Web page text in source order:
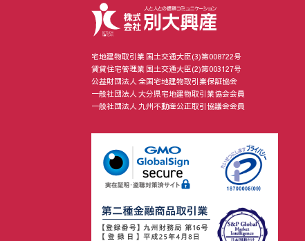
宅地建物取引業 国土交通大臣(3)第008722号
賃貸住宅管理業 国土交通大臣(2)第003127号
公益財団法人 全国宅地建物取引業保証協会
一般社団法人 大分県宅地建物取引業協会会員
一般社団法人 九州不動産公正取引協議会会員